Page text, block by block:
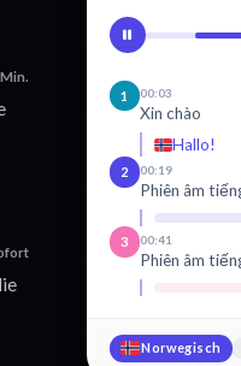
1 00:03
Xin chào
Hallo!
2 00:19
Phiên âm
3 00:41
Phiên âm
Norwegisch